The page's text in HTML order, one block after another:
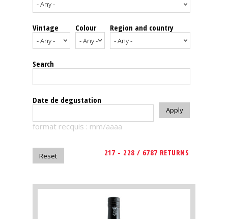
Spirits
Tasting
reviews
The
magazine
Magazine
Vintage Colour Region and country
Search
Date de degustation
format recquis : mm/aaaa
217 - 228 / 6787 RETURNS